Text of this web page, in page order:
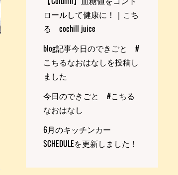
ロールして健康に！｜こち
る cochill juice
blog記事今日のできごと #
こちるなおはなしを投稿し
ました
今日のできごと #こちる
なおはなし
6月のキッチンカー
SCHEDULEを更新しました！